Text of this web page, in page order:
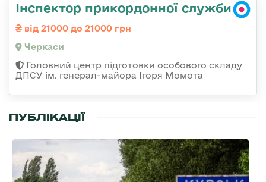
Інспектор прикордонної служби
від 21000 до 21000 грн
Черкаси
Головний центр підготовки особового складу
ДПСУ ім. генерал-майора Ігоря Момота
ПУБЛІКАЦІЇ